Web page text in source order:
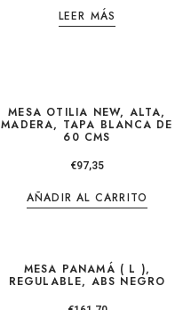
LEER MÁS
MESA OTILIA NEW, ALTA,
MADERA, TAPA BLANCA DE
60 CMS
€97,35
AÑADIR AL CARRITO
MESA PANAMÁ ( L ),
REGULABLE, ABS NEGRO